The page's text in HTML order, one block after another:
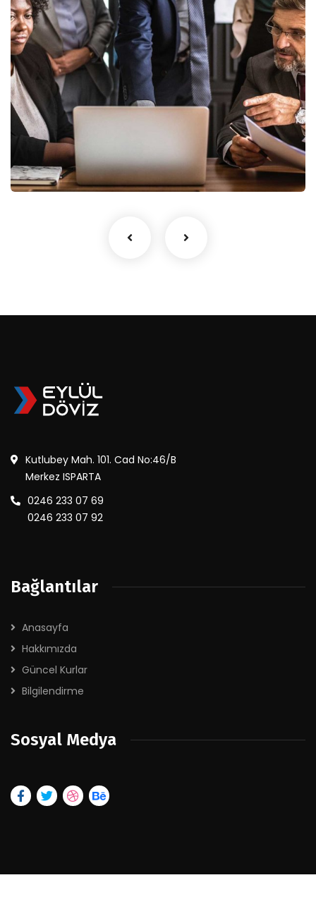
Finance Strategy
Facilitation
Kutlubey Mah. 101. Cad No:46/B
Merkez ISPARTA
0246 233 07 69
0246 233 07 92
Bağlantılar
Anasayfa
Hakkımızda
Güncel Kurlar
Bilgilendirme
Sosyal Medya